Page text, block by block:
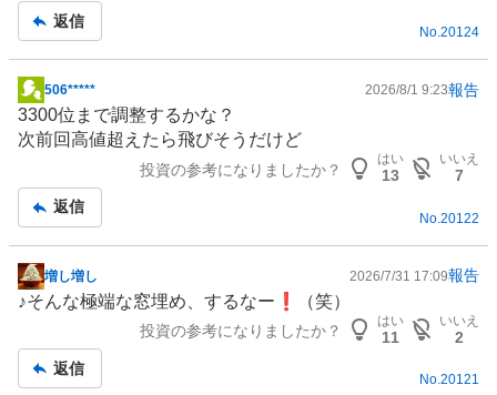
返信
No.20124
掲
示
板
506***** 2026/8/1 9:23報告
3300位まで調整するかな？
次前回高値超えたら飛びそうだけど
投資の参考になりましたか？
はい
13
いいえ
7
返信
No. 20122
掲
示
事
増し増し 2026/7/31 17:09報告
♪そんな極端な窓埋め、するなー❗（笑）
投資の参考になりましたか？
はい
11
いいえ
2
返信
No.20121